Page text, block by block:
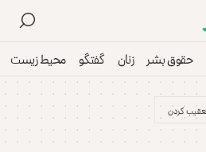
حقوق بشر زنان گفتگو محیط زیست